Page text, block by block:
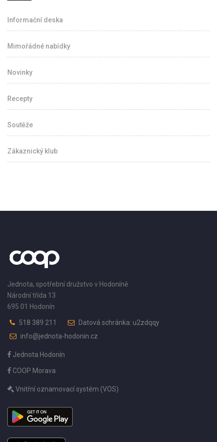
Informační deska
Mimořádné nabídky
Novinky
Recepty
Soutěže
Zákaznický klub
Jednota, spotřební družstvo v Hodoníně
Národní třída 13
695 01 Hodonín
518 389 211
Datová schránka: u2zdqqy
info@jednota-hodonin.cz
Jednota Hodonín
COOP Morava
Vnitřní oznamovací systém (VOS)